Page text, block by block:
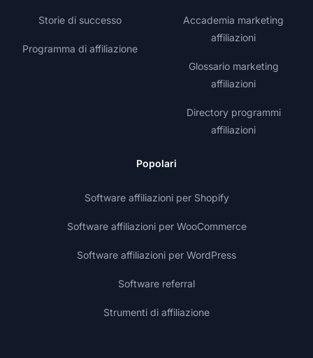
Storie di successo
Programma di affiliazione
Accademia marketing
affiliazioni
Glossario marketing
affiliazioni
Directory programmi
affiliazioni
Popolari
Software affiliazioni per Shopify
Software affiliazioni per WooCommerce
Software affiliazioni per WordPress
Software referral
Strumenti di affiliazione